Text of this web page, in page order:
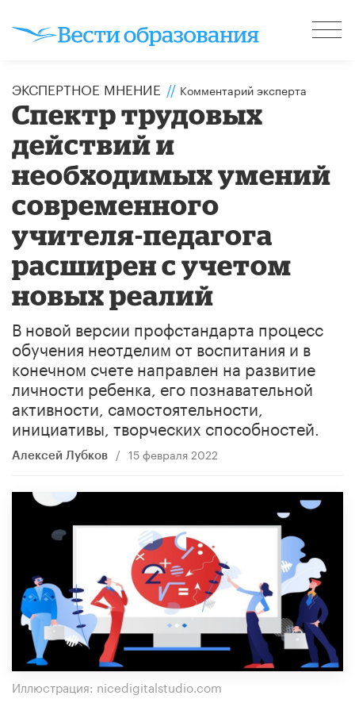
ЭКСПЕРТНОЕ МНЕНИЕ // Комментарий эксперта
Спектр трудовых
действий и
необходимых умений
современного
учителя-педагога
расширен с учетом
новых реалий
В новой версии профстандарта процесс
обучения неотделим от воспитания и в
конечном счете направлен на развитие
личности ребенка, его познавательной
активности, самостоятельности,
инициативы, творческих способностей.
Алексей Лубков / 15 февраля 2022
Иллюстрация: nicedigitalstudio.com